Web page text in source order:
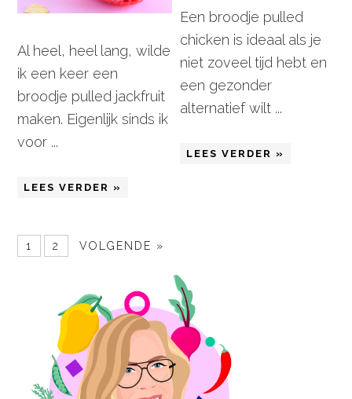
Al heel, heel lang, wilde
ik een keer een
broodje pulled jackfruit
maken. Eigenlijk sinds ik
voor ...
LEES VERDER »
Een broodje pulled
chicken is ideaal als je
niet zoveel tijd hebt en
een gezonder
alternatief wilt ...
LEES VERDER »
1 2 VOLGENDE »